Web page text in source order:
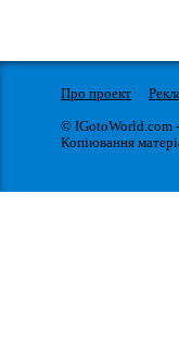
Про проект
© IGotoWorld.com
Копіювання